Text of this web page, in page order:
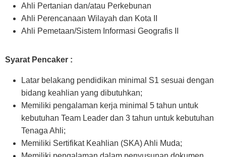
Ahli Pertanian dan/atau Perkebunan
Ahli Perencanaan Wilayah dan Kota II
Ahli Pemetaan/Sistem Informasi Geografis II
Syarat Pencaker :
Latar belakang pendidikan minimal S1 sesuai dengan
bidang keahlian yang dibutuhkan;
Memiliki pengalaman kerja minimal 5 tahun untuk
kebutuhan Team Leader dan 3 tahun untuk kebutuhan
Tenaga Ahli;
Memiliki Sertifikat Keahlian (SKA) Ahli Muda;